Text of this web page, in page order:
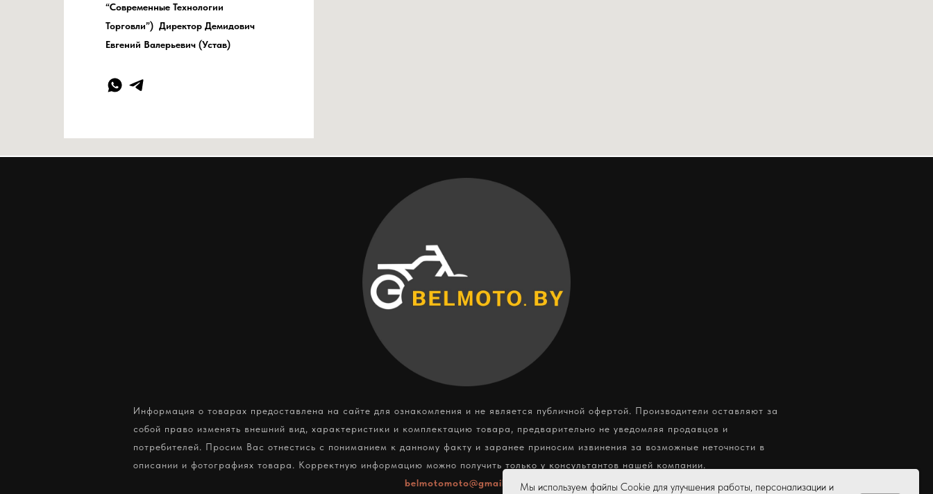
“Современные Технологии
Торговли”) Директор Демидович
Евгений Валерьевич (Устав)
Информация о товарах предоставлена на сайте для ознакомления и не является публичной офертой. Производители оставляют за
собой право изменять внешний вид, характеристики и комплектацию товара, предварительно не уведомляя продавцов и
потребителей. Просим Вас отнестись с пониманием к данному факту и заранее приносим извинения за возможные неточности в
описании и фотографиях товара. Корректную информацию можно получить только у консультантов нашей компании.
belmotomoto@gmail.comМы используем файлы Cookie для улучшения работы, персонализации и